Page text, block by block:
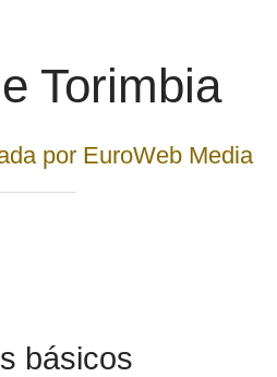
Torimbia
por EuroWeb Media
básicos